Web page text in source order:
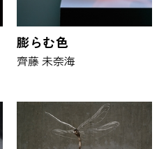
膨らむ色
齊藤 未奈海